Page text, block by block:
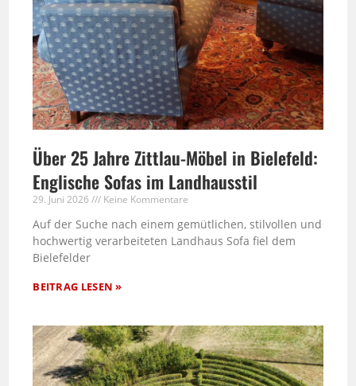
Über 25 Jahre Zittlau-Möbel in Bielefeld:
Englische Sofas im Landhausstil
29. Juni 2026 Keine Kommentare
Auf der Suche nach einem gemütlichen, stilvollen und
hochwertig verarbeiteten Landhaus Sofa fiel dem
Bielefelder
BEITRAG LESEN »